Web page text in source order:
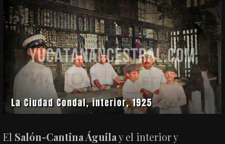
El Salón-Cantina Águilay el interior y